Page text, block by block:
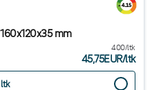
mm
400/ltk
45,75EUR/ltk
ltk